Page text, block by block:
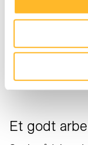
Et godt